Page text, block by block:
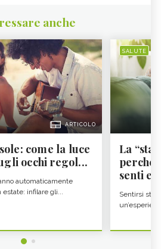
anche
ARTICOLO
come la luce
occhi regol...
automaticamente
infilare gli...
SALUTE
La
perché
senti
Sentirsi